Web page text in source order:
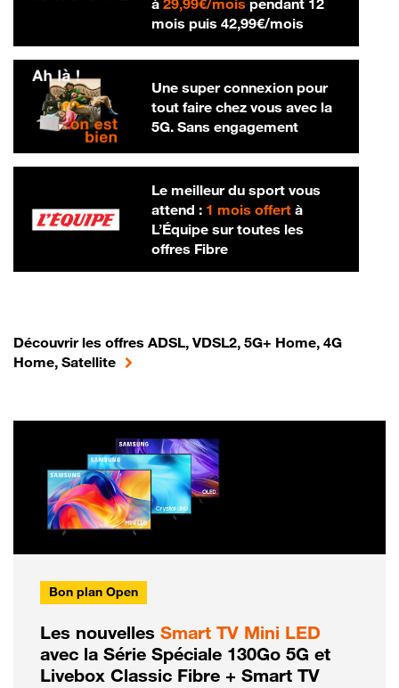
à 29,99€/mois pendant 12
mois puis 42,99€/mois42,99 € par
Une super connexion pour
tout faire chez vous avec la
5G. Sans engagement
Le meilleur du sport vous
attend : 1 mois offertà
L’Équipe sur toutes les
offres Fibre
Découvrir les offres ADSL, VDSL2, 5G+ Home, 4G
Home, Satellite
Bon plan Open
Les nouvelles Smart TV Mini LED
avec la Série Spéciale 130Go 5G et
Livebox Classic Fibre + Smart TV